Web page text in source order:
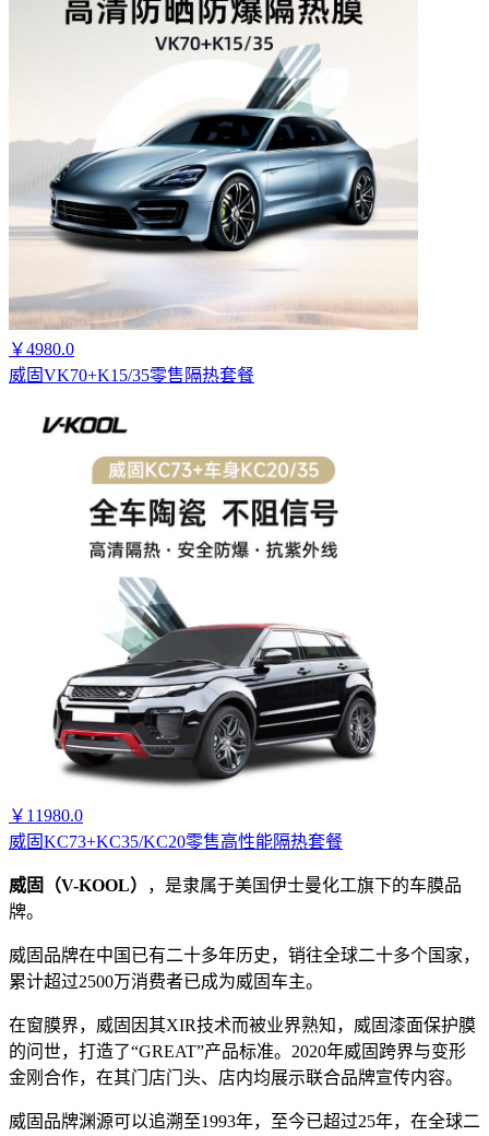
￥4980.0
威固VK70+K15/35零售隔热套餐
￥11980.0
威固KC73+KC35/KC20零售高性能隔热套餐
威固（V-KOOL）
，是隶属于美国伊士曼化工旗下的车膜品
牌。
威固品牌在中国已有二十多年历史，销往全球二十多个国家，
累计超过2500万消费者已成为威固车主。
在窗膜界，威固因其XIR技术而被业界熟知，威固漆面保护膜
的问世，打造了“GREAT”产品标准。2020年威固跨界与变形
金刚合作，在其门店门头、店内均展示联合品牌宣传内容。
威固品牌渊源可以追溯至1993年，至今已超过25年，在全球二